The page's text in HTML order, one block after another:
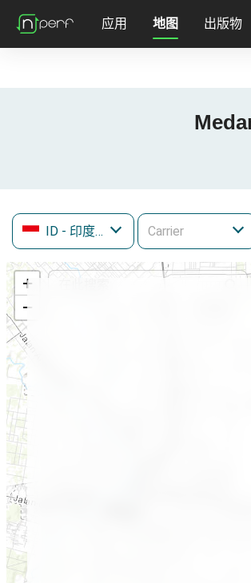
应用 地图 出版物
ID - 印度尼西亚
+
−